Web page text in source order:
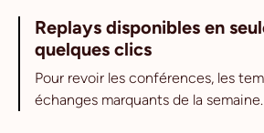
Replays disponibles en
quelques clics
Pour revoir les conférences, les
échanges marquants de la semaine.